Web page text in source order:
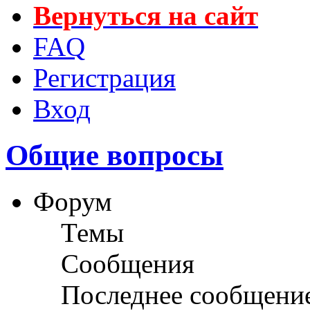
Вернуться на сайт
FAQ
Регистрация
Вход
Общие вопросы
Форум
Темы
Сообщения
Последнее